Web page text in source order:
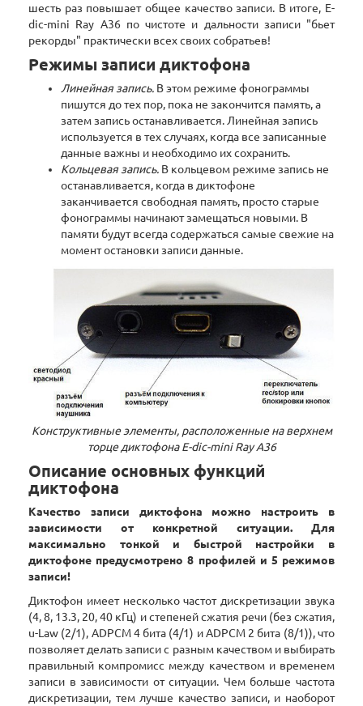
шесть раз повышает общее качество записи. В итоге, E-
dic-mini Ray А36 по чистоте и дальности записи "бьет
рекорды" практически всех своих собратьев!
Режимы записи диктофона
Линейная запись. В этом режиме фонограммы
пишутся до тех пор, пока не закончится память, а
затем запись останавливается. Линейная запись
используется в тех случаях, когда все записанные
данные важны и необходимо их сохранить.
Кольцевая запись. В кольцевом режиме запись не
останавливается, когда в диктофоне
заканчивается свободная память, просто старые
фонограммы начинают замещаться новыми. В
памяти будут всегда содержаться самые свежие на
момент остановки записи данные.
Конструктивные элементы, расположенные на верхнем
торце диктофона E-dic-mini Ray А36
Описание основных функций
диктофона
Качество записи диктофона можно настроить в
зависимости от конкретной ситуации. Для
максимально тонкой и быстрой настройки в
диктофоне предусмотрено 8 профилей и 5 режимов
записи!
Диктофон имеет несколько частот дискретизации звука
(4, 8, 13.3, 20, 40 кГц) и степеней сжатия речи (без сжатия,
u-Law (2/1), ADPCM 4 бита (4/1) и ADPCM 2 бита (8/1)), что
позволяет делать записи с разным качеством и выбирать
правильный компромисс между качеством и временем
записи в зависимости от ситуации. Чем больше частота
дискретизации, тем лучше качество записи, и наоборот